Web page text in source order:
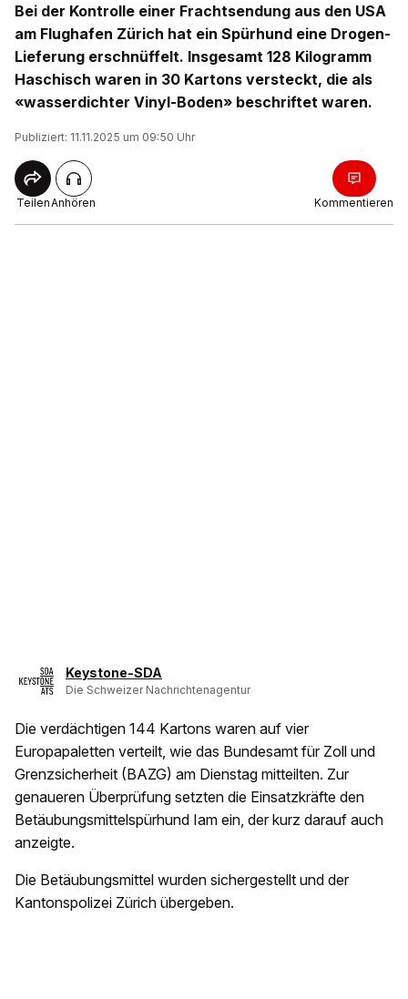
Bei der Kontrolle einer Frachtsendung aus den USA
am Flughafen Zürich hat ein Spürhund eine Drogen-
Lieferung erschnüffelt. Insgesamt 128 Kilogramm
Haschisch waren in 30 Kartons versteckt, die als
«wasserdichter Vinyl-Boden» beschriftet waren.
Publiziert: 11.11.2025 um 09:50 Uhr
TeilenAnhören Kommentieren
Keystone-SDA
Die Schweizer Nachrichtenagentur
Die verdächtigen 144 Kartons waren auf vier
Europapaletten verteilt, wie das Bundesamt für Zoll und
Grenzsicherheit (BAZG) am Dienstag mitteilten. Zur
genaueren Überprüfung setzten die Einsatzkräfte den
Betäubungsmittelspürhund Iam ein, der kurz darauf auch
anzeigte.
Die Betäubungsmittel wurden sichergestellt und der
Kantonspolizei Zürich übergeben.